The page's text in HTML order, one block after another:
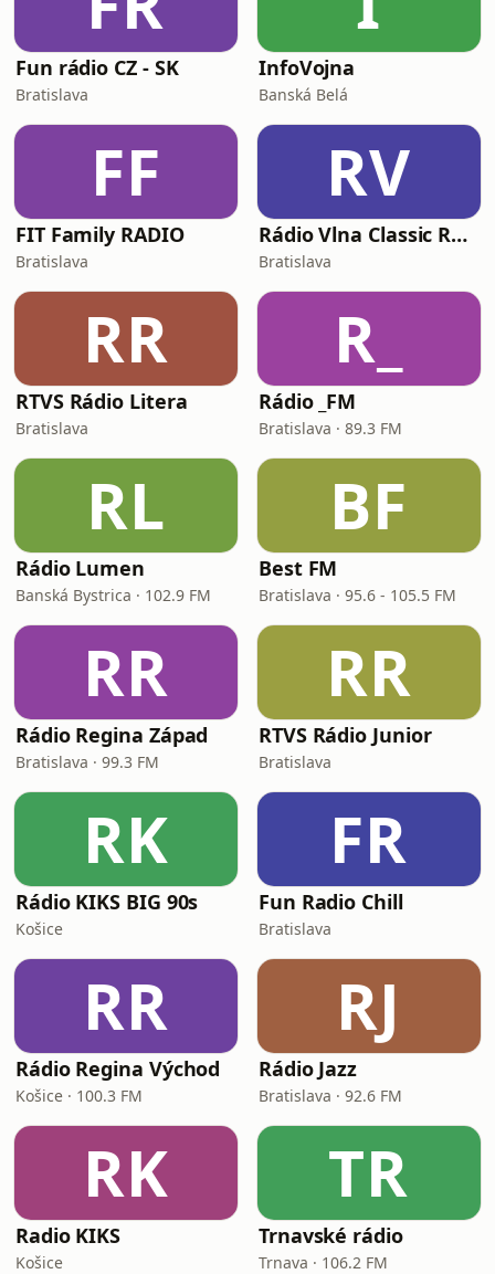
Fun rádio CZ - SK
Bratislava
InfoVojna
Banská Belá
FF
FIT Family RADIO
Bratislava
RV
Rádio Vlna Classic Rock
Bratislava
RR
RTVS Rádio Litera
Bratislava
R_
Rádio _FM
Bratislava · 89.3 FM
RL
Rádio Lumen
Banská Bystrica · 102.9 FM
BF
Best FM
Bratislava · 95.6 - 105.5 FM
RR
Rádio Regina Západ
Bratislava · 99.3 FM
RR
RTVS Rádio Junior
Bratislava
RK
Rádio KIKS BIG 90s
Košice
FR
Fun Radio Chill
Bratislava
RR
Rádio Regina Východ
Košice · 100.3 FM
RJ
Rádio Jazz
Bratislava · 92.6 FM
RK
Radio KIKS
Košice
TR
Trnavské rádio
Trnava · 106.2 FM